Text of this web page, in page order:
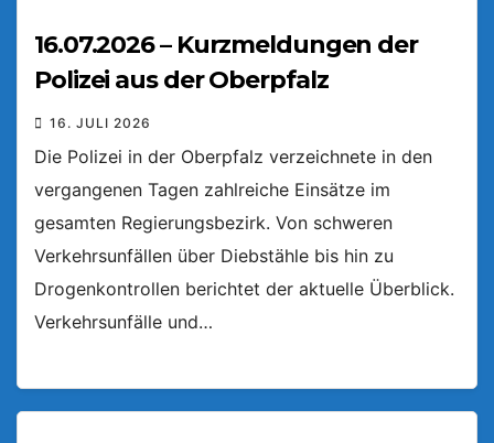
16.07.2026 – Kurzmeldungen der
Polizei aus der Oberpfalz
16. JULI 2026
Die Polizei in der Oberpfalz verzeichnete in den
vergangenen Tagen zahlreiche Einsätze im
gesamten Regierungsbezirk. Von schweren
Verkehrsunfällen über Diebstähle bis hin zu
Drogenkontrollen berichtet der aktuelle Überblick.
Verkehrsunfälle und…